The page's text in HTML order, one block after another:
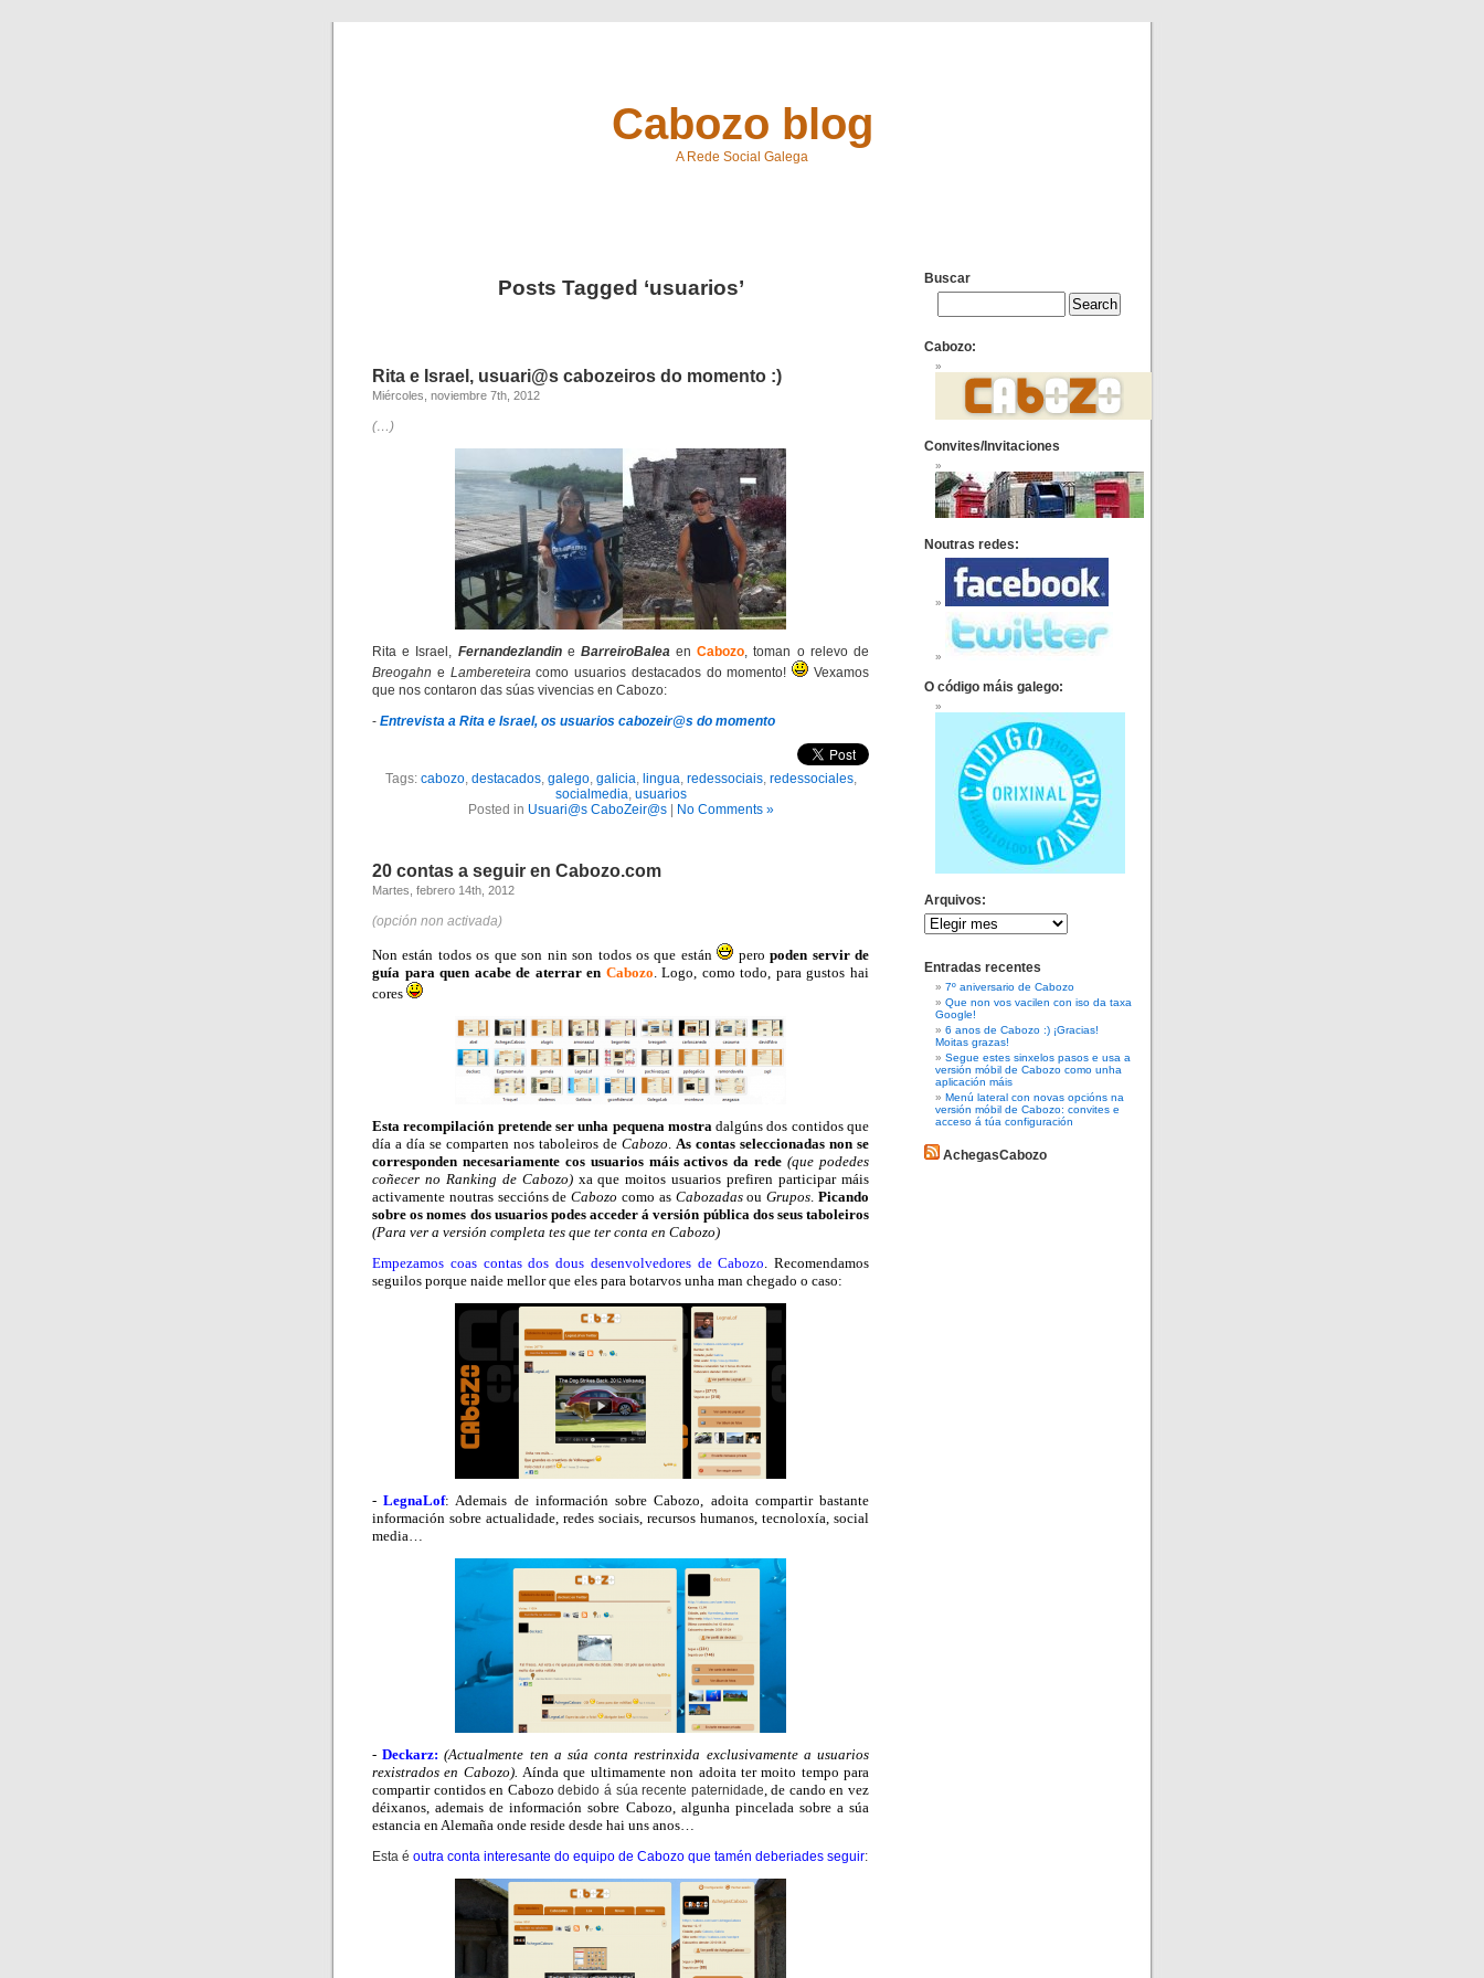
Cabozo blog
A Rede Social Galega
Posts Tagged ‘usuarios’
Rita e Israel, usuari@s cabozeiros do momento :)
Miércoles, noviembre 7th, 2012
(…)
Rita e Israel, Fernandezlandine BarreiroBaleaenCabozo, toman o relevo de
Breogahn e Lambereteiracomo usuarios destacados do momento!
Vexamos
que nos contaron das súas vivencias en Cabozo:
- Entrevista a Rita e Israel, os usuarios cabozeir@s do momento
Tags: cabozo, destacados, galego, galicia, lingua, redessociais, redessociales,
socialmedia, usuarios
Posted in Usuari@s CaboZeir@s| No Comments »
20 contas a seguir en Cabozo.com
Martes, febrero 14th, 2012
(opción non activada)
Non están todos os que son nin son todos os que están peropoden servir de
guía para quen acabe de aterrar en Cabozo. Logo, como todo, para gustos hai
cores
Esta recompilación pretende ser unha pequena mostradalgúns dos contidos que
día a día se comparten nos taboleiros de Cabozo. As contas seleccionadas non se
corresponden necesariamente cos usuarios máis activos da rede (que podedes
coñecer no Ranking de Cabozo)xa que moitos usuarios prefiren participar máis
activamente noutras seccións deCabozo como as CabozadasouGrupos.Picando
sobre os nomes dos usuarios podes acceder á versión pública dos seus taboleiros
(Para ver a versión completa tes que ter conta en Cabozo)
Empezamos coas contas dos dous desenvolvedores de Cabozo. Recomendamos
seguilos porque naide mellor que eles para botarvos unha man chegado o caso:
-LegnaLof: Ademais de información sobre Cabozo, adoita compartir bastante
información sobre actualidade, redes sociais, recursos humanos, tecnoloxía, social
media…
-Deckarz: (Actualmente ten a súa conta restrinxida exclusivamente a usuarios
rexistrados en Cabozo).Aínda que ultimamente non adoita ter moito tempo para
compartir contidos en Cabozodebido á súa recente paternidade, de cando en vez
déixanos, ademais de información sobre Cabozo, algunha pincelada sobre a súa
estancia en Alemaña onde reside desde hai uns anos…
Esta é outra conta interesante do equipo de Cabozo que tamén deberiades seguir:
Buscar
Cabozo:
Convites/Invitaciones
Noutras redes:
O código máis galego:
Arquivos:
Entradas recentes
7º aniversario de Cabozo
Que non vos vacilen con iso da taxa
Google!
6 anos de Cabozo :) ¡Gracias!
Moitas grazas!
Segue estes sinxelos pasos e usa a
versión móbil de Cabozo como unha
aplicación máis
Menú lateral con novas opcións na
versión móbil de Cabozo: convites e
acceso á túa configuración
AchegasCabozo